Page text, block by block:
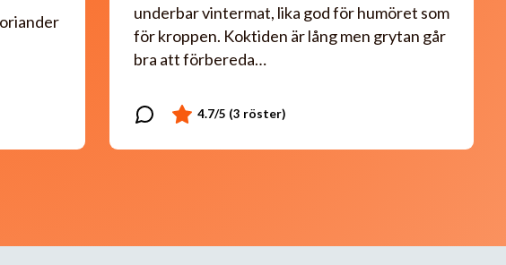
underbar vintermat, lika god för humöret som
för kroppen. Koktiden är lång men grytan går
bra att förbereda…